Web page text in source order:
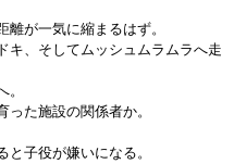
が一気に縮まるはず。
キ、そしてムッシュムラムラへ走
た施設の関係者か。
子役が嫌いになる。